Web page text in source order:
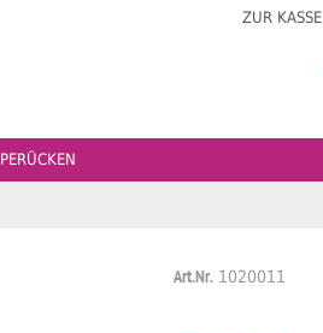
ZUR KASSE
PERÜCKEN
Art.Nr.1020011